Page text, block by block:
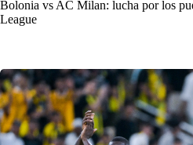
Bolonia vs AC Milan: lucha por los
League